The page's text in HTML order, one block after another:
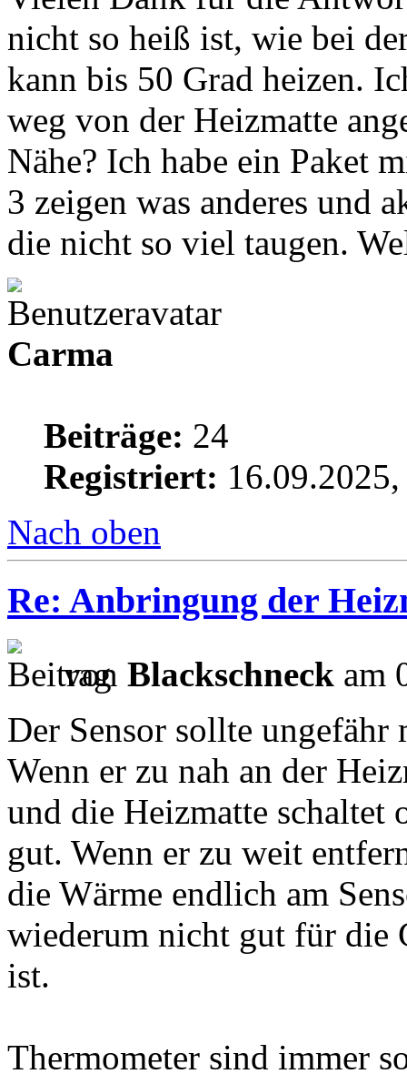
nicht so heiß ist, wie bei
kann bis 50 Grad heizen.
weg von der Heizmatte
Nähe? Ich habe ein Paket
3 zeigen was anderes und
die nicht so viel taugen.
Carma
Beiträge: 24
Registriert:
Nach oben
Re: Anbringung der
von Blackschneck am
Der Sensor sollte
Wenn er zu nah an der
und die Heizmatte schaltet
gut. Wenn er zu weit
die Wärme endlich am
wiederum nicht gut für die
ist.
Thermometer sind immer